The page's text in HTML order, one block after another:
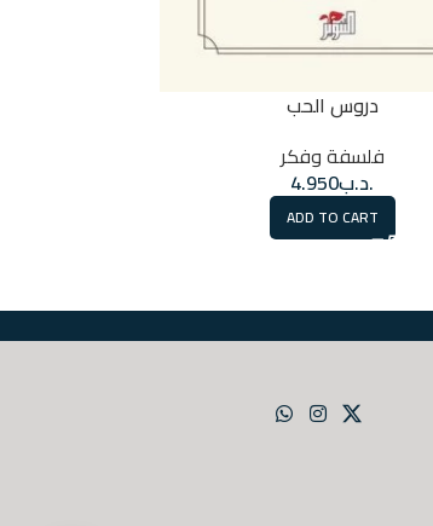
دروس الحب
فلسفة وفكر
.د.ب4.950
ADD TO CART